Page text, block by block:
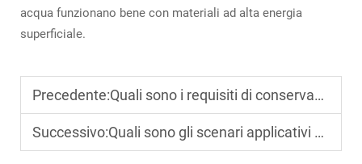
acqua funzionano bene con materiali ad alta energia
superficiale.
Precedente:Quali sono i requisiti di conservazione per l'adesivo acrilico a base acquosa sensibile alla pressione al fine di mantenerne la stabilità?
Successivo:Quali sono gli scenari applicativi comuni dell'adesivo acrilico a base d'acqua sensibile alla pressione nel settore elettronico?